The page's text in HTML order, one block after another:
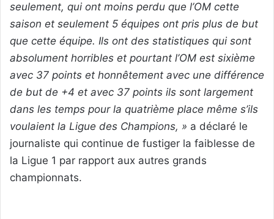
seulement, qui ont moins perdu que l’OM cette
saison et seulement 5 équipes ont pris plus de but
que cette équipe. Ils ont des statistiques qui sont
absolument horribles et pourtant l’OM est sixième
avec 37 points et honnêtement avec une différence
de but de +4 et avec 37 points ils sont largement
dans les temps pour la quatrième place même s’ils
voulaient la Ligue des Champions, » a déclaré le
journaliste qui continue de fustiger la faiblesse de
la Ligue 1 par rapport aux autres grands
championnats.